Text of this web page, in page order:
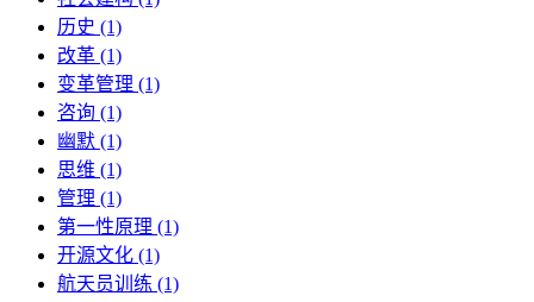
历史 (1)
改革 (1)
变革管理 (1)
咨询 (1)
幽默 (1)
思维 (1)
管理 (1)
第一性原理 (1)
开源文化 (1)
航天员训练 (1)